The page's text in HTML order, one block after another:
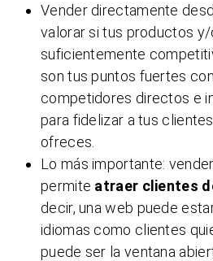
Vender directamente
valorar si tus productos
suficientemente
son tus puntos fuertes
competidores directos e
para fidelizar a tus
ofreces.
Lo más importante:
permite atraer clientes
decir, una web puede
idiomas como clientes
puede ser la ventana